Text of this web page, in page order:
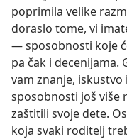
poprimila velike
doraslo tome, vi
— sposobnosti koje
pa čak i decenijama.
vam znanje,
sposobnosti još više
zaštitili svoje dete.
koja svaki roditelj